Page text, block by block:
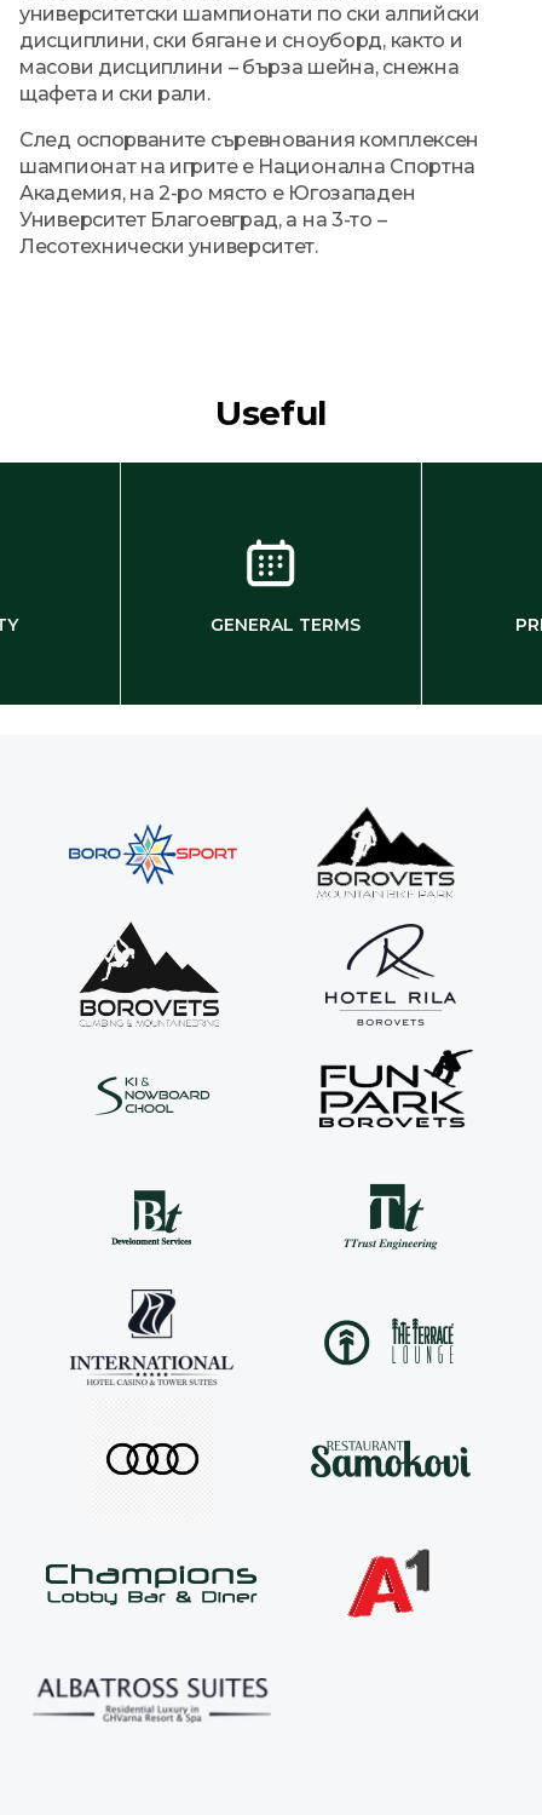
университетски шампионати по ски алпийски
дисциплини, ски бягане и сноуборд, както и
масови дисциплини – бърза шейна, снежна
щафета и ски рали.
След оспорваните съревнования комплексен
шампионат на игрите е Национална Спортна
Академия, на 2-ро място е Югозападен
Университет Благоевград, а на 3-то –
Лесотехнически университет.
Useful
GENERAL TERMS